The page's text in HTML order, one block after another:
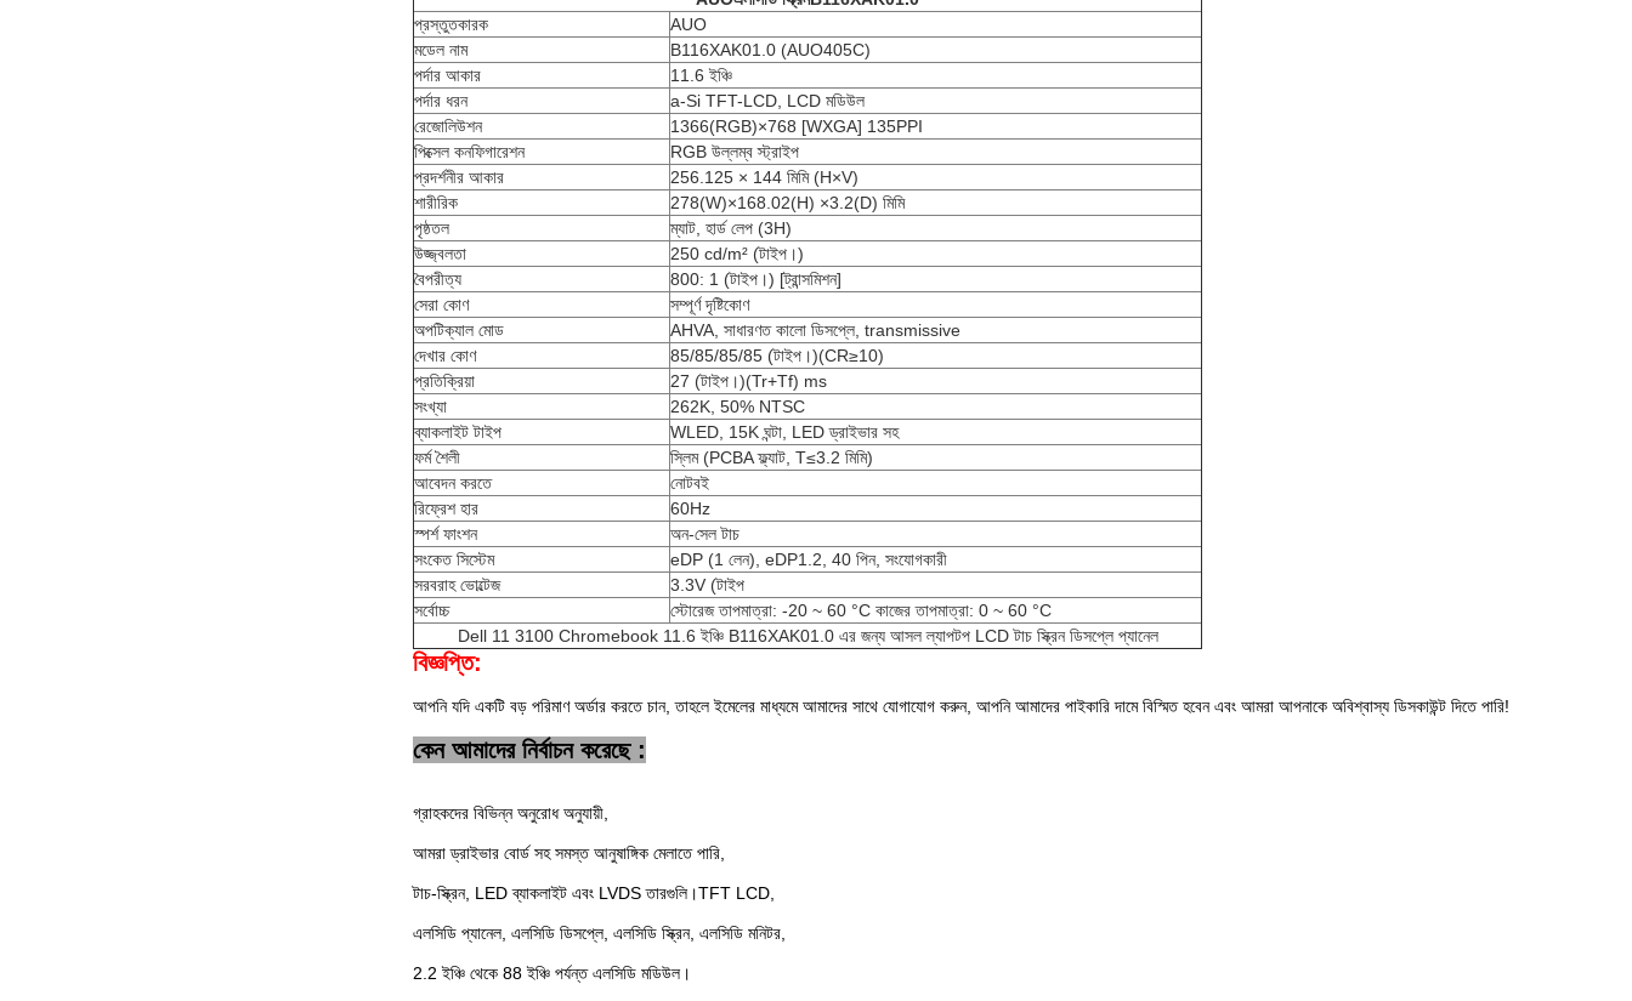
প্রস্তুতকারক
AUO
মডেল নাম
B116XAK01.0 (AUO405C)
পর্দার আকার
11.6 ইঞ্চি
পর্দার ধরন
a-Si TFT-LCD, LCD মডিউল
রেজোলিউশন
1366(RGB)×768 [WXGA] 135PPI
পিক্সেল কনফিগারেশন
RGB উল্লম্ব স্ট্রাইপ
প্রদর্শনীর আকার
256.125 × 144 মিমি (H×V)
শারীরিক
278(W)×168.02(H) ×3.2(D) মিমি
পৃষ্ঠতল
ম্যাট, হার্ড লেপ (3H)
উজ্জ্বলতা
250 cd/m² (টাইপ।)
বৈপরীত্য
800: 1 (টাইপ।) [ট্রান্সমিশন]
সেরা কোণ
সম্পূর্ণ দৃষ্টিকোণ
অপটিক্যাল মোড
AHVA, সাধারণত কালো ডিসপ্লে, transmissive
দেখার কোণ
85/85/85/85 (টাইপ।)(CR≥10)
প্রতিক্রিয়া
27 (টাইপ।)(Tr+Tf) ms
সংখ্যা
262K, 50% NTSC
ব্যাকলাইট টাইপ
WLED, 15K ঘন্টা, LED ড্রাইভার সহ
ফর্ম শৈলী
স্লিম (PCBA ফ্ল্যাট, T≤3.2 মিমি)
আবেদন করতে
নোটবই
রিফ্রেশ হার
60Hz
স্পর্শ ফাংশন
অন-সেল টাচ
সংকেত সিস্টেম
eDP (1 লেন), eDP1.2, 40 পিন, সংযোগকারী
সরবরাহ ভোল্টেজ
3.3V (টাইপ
সর্বোচ্চ
স্টোরেজ তাপমাত্রা: -20 ~ 60 °C কাজের তাপমাত্রা: 0 ~ 60 °C
Dell 11 3100 Chromebook 11.6 ইঞ্চি B116XAK01.0 এর জন্য আসল ল্যাপটপ LCD টাচ স্ক্রিন ডিসপ্লে প্যানেল
বিজ্ঞপ্তি:
আপনি যদি একটি বড় পরিমাণ অর্ডার করতে চান, তাহলে ইমেলের মাধ্যমে আমাদের সাথে যোগাযোগ করুন, আপনি আমাদের পাইকারি দামে বিস্মিত হবেন এবং আমরা আপনাকে অবিশ্বাস্য ডিসকাউন্ট দিতে পারি!
কেন আমাদের নির্বাচন করেছে :
গ্রাহকদের বিভিন্ন অনুরোধ অনুযায়ী,
আমরা ড্রাইভার বোর্ড সহ সমস্ত আনুষাঙ্গিক মেলাতে পারি,
টাচ-স্ক্রিন, LED ব্যাকলাইট এবং LVDS তারগুলি।TFT LCD,
এলসিডি প্যানেল, এলসিডি ডিসপ্লে, এলসিডি স্ক্রিন, এলসিডি মনিটর,
2.2 ইঞ্চি থেকে 88 ইঞ্চি পর্যন্ত এলসিডি মডিউল।